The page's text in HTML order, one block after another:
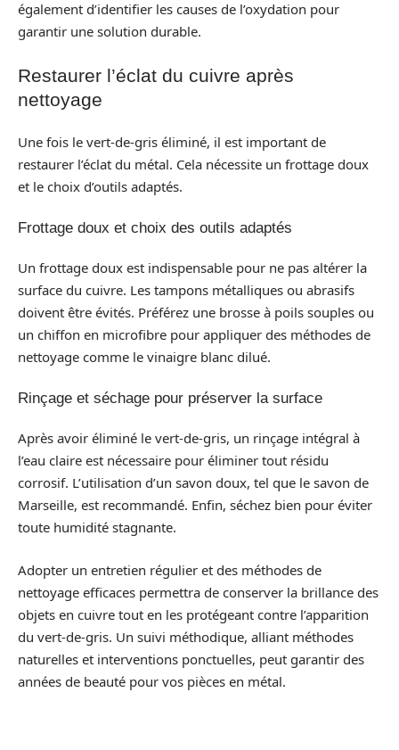
également d’identifier les causes de l’oxydation pour
garantir une solution durable.
Restaurer l’éclat du cuivre après
nettoyage
Une fois le vert-de-gris éliminé, il est important de
restaurer l’éclat du métal. Cela nécessite un frottage doux
et le choix d’outils adaptés.
Frottage doux et choix des outils adaptés
Un frottage doux est indispensable pour ne pas altérer la
surface du cuivre. Les tampons métalliques ou abrasifs
doivent être évités. Préférez une brosse à poils souples ou
un chiffon en microfibre pour appliquer des méthodes de
nettoyage comme le vinaigre blanc dilué.
Rinçage et séchage pour préserver la surface
Après avoir éliminé le vert-de-gris, un rinçage intégral à
l’eau claire est nécessaire pour éliminer tout résidu
corrosif. L’utilisation d’un savon doux, tel que le savon de
Marseille, est recommandé. Enfin, séchez bien pour éviter
toute humidité stagnante.
Adopter un entretien régulier et des méthodes de
nettoyage efficaces permettra de conserver la brillance des
objets en cuivre tout en les protégeant contre l’apparition
du vert-de-gris. Un suivi méthodique, alliant méthodes
naturelles et interventions ponctuelles, peut garantir des
années de beauté pour vos pièces en métal.